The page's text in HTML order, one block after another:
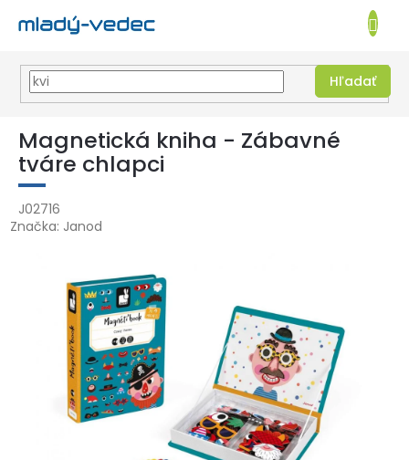
Prejsť
obsah
EUR
Hľadať
KOŠÍK
Magnetická kniha - Zábavné
tváre chlapci
J02716
Značka: Janod